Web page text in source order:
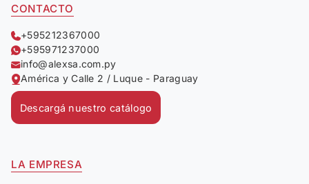
CONTACTO
+595212367000
+595971237000
info@alexsa.com.py
América y Calle 2 / Luque - Paraguay
Descargá nuestro catálogo
LA EMPRESA